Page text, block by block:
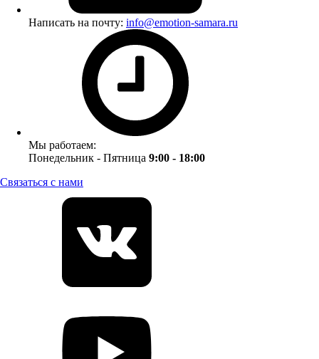
Написать на почту: info@emotion-samara.ru
Мы работаем:
Понедельник - Пятница 9:00 - 18:00
Связаться с нами